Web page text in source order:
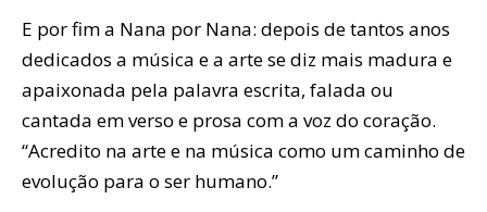
E por fim a Nana por Nana: depois de tantos anos
dedicados a música e a arte se diz mais madura e
apaixonada pela palavra escrita, falada ou
cantada em verso e prosa com a voz do coração.
“Acredito na arte e na música como um caminho de
evolução para o ser humano.”